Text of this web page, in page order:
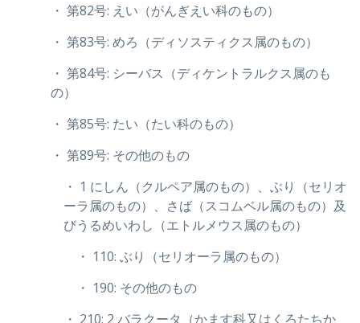
・ 第82号: えい（がんぎえい科のもの）
・ 第83号: めろ（ディソスティクス属のもの）
・ 第84号: シーバス（ディケントラルクス属のも
の）
・ 第85号: たい（たい科のもの）
・ 第89号: その他のもの
・ 1 にしん（クルペア属のもの）、ぶり（セリオ
ーラ属のもの）、さば（スコムベル属のもの）及
びうるめいわし（エトルメウス属のもの）
・ 110: ぶり（セリオーラ属のもの）
・ 190: その他のもの
・ 210: 2 バラクータ（かます科又はくろたちか